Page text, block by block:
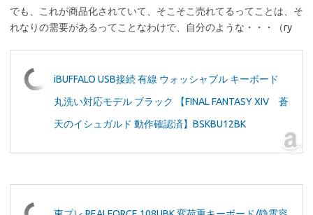
でも、これが商品化されていて、そこそこ売れてるってことは、そ
れなりの需要があるってことなわけで、自分のような・・・（ry
iBUFFALO USB接続 有線 ウォッシャブル キーボード
丸洗い対応モデル ブラック 【FINAL FANTASY XIV 蒼
天のイシュガルド 動作確認済】BSKBU12BK